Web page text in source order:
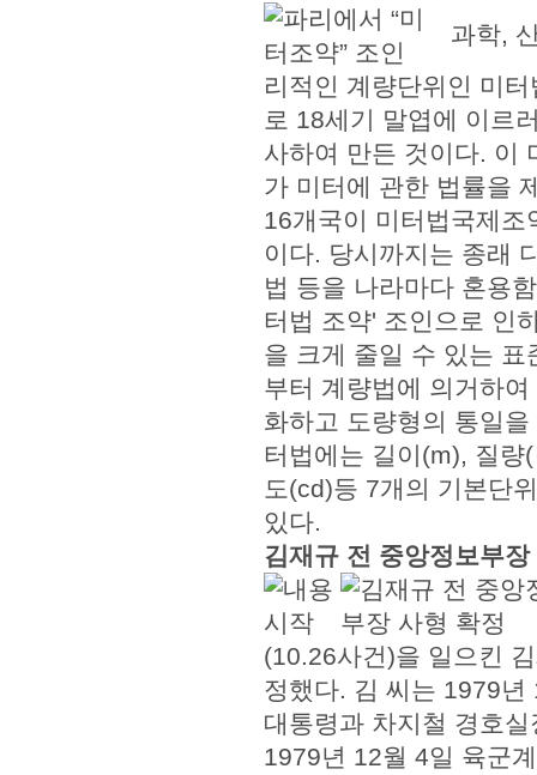
과학,
리적인 계량단위인 미
로 18세기 말엽에 이르
사하여 만든 것이다. 이
가 미터에 관한 법률을
16개국이 미터법국제
이다. 당시까지는 종래
법 등을 나라마다 혼용
터법 조약' 조인으로 인
을 크게 줄일 수 있는
부터 계량법에 의거하
화하고 도량형의 통일
터법에는 길이(m), 질
도(cd)등 7개의 기본단
있다.
김재규 전 중앙정보부
(10.26사건)을 일으킨
정했다. 김 씨는 1979
대통령과 차지철 경호
1979년 12월 4일 육군